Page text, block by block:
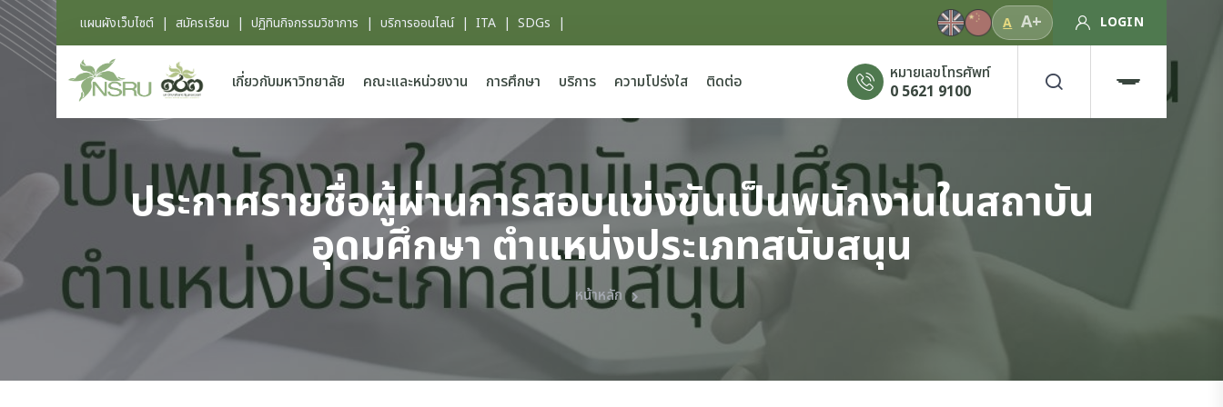
แผนผังเว็บไซต์ | สมัครเรียน | ปฏิทินกิจกรรมวิชาการ | บริการออนไลน์| ITA | SDGs | A A+ LOGIN
เกี่ยวกับมหาวิทยาลัย คณะและหน่วยงาน การศึกษา บริการ ความโปร่งใส ติดต่อ
หมายเลขโทรศัพท์
0 5621 9100
ประกาศรายชื่อผู้ผ่านการสอบแข่งขันเป็นพนักงานในสถาบัน
อุดมศึกษา ตำแหน่งประเภทสนับสนุน
หน้าหลัก